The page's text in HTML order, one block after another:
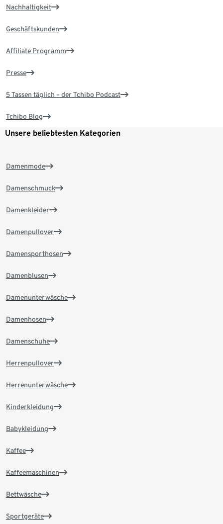
Nachhaltigkeit
Geschäftskunden
Affiliate Programm
Presse
5 Tassen täglich – der Tchibo Podcast
Tchibo Blog
Unsere beliebtesten Kategorien
Damenmode
Damenschmuck
Damenkleider
Damenpullover
Damensporthosen
Damenblusen
Damenunterwäsche
Damenhosen
Damenschuhe
Herrenpullover
Herrenunterwäsche
Kinderkleidung
Babykleidung
Kaffee
Kaffeemaschinen
Bettwäsche
Sportgeräte